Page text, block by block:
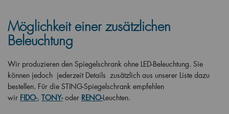
Möglichkeit einer zusätzlichen
Beleuchtung
Wir produzieren den Spiegelschrank ohne LED-Beleuchtung. Sie
können jedoch jederzeit Details zusätzlich aus unserer Liste dazu
bestellen. Für die STING-Spiegelschrank empfehlen
wir FIDO-, TONY-oder RENO-Leuchten.